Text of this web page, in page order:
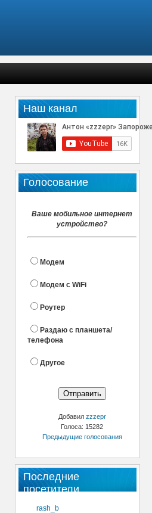
Наш канал
Голосование
Ваше мобильное интернет
устройство?
Модем
Модем с WiFi
Роутер
Раздаю с планшета/
телефона
Другое
Добавил zzzepr
Голоса: 15282
Предыдущие голосования
Последние
посетители
rash_b